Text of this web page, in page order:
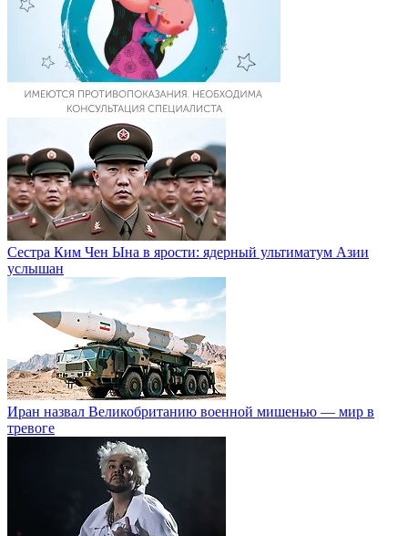
Сестра Ким Чен Ына в ярости: ядерный ультиматум Азии
услышан
Иран назвал Великобританию военной мишенью — мир в
тревоге